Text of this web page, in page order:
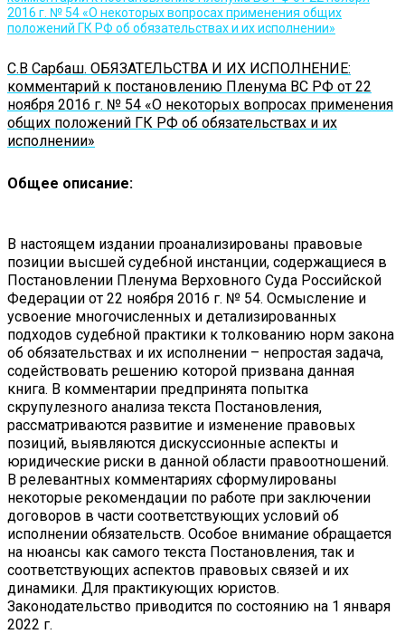
С.В Сарбаш. ОБЯЗАТЕЛЬСТВА И ИХ ИСПОЛНЕНИЕ:
комментарий к постановлению Пленума ВС РФ от 22
ноября 2016 г. № 54 «О некоторых вопросах применения
общих положений ГК РФ об обязательствах и их
исполнении»
Общее описание:
В настоящем издании проанализированы правовые
позиции высшей судебной инстанции, содержащиеся в
Постановлении Пленума Верховного Суда Российской
Федерации от 22 ноября 2016 г. № 54. Осмысление и
усвоение многочисленных и детализированных
подходов судебной практики к толкованию норм закона
об обязательствах и их исполнении – непростая задача,
содействовать решению которой призвана данная
книга. В комментарии предпринята попытка
скрупулезного анализа текста Постановления,
рассматриваются развитие и изменение правовых
позиций, выявляются дискуссионные аспекты и
юридические риски в данной области правоотношений.
В релевантных комментариях сформулированы
некоторые рекомендации по работе при заключении
договоров в части соответствующих условий об
исполнении обязательств. Особое внимание обращается
на нюансы как самого текста Постановления, так и
соответствующих аспектов правовых связей и их
динамики. Для практикующих юристов.
Законодательство приводится по состоянию на 1 января
2022 г.